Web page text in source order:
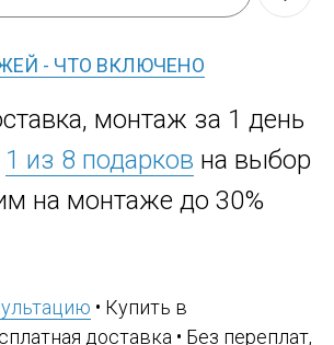
- ЧТО ВКЛЮЧЕНО
монтаж за 1 день
1 из 8 подарков на выбор
на монтаже до 30%
• Купить в
доставка • Без переплат,